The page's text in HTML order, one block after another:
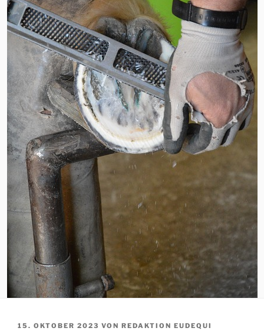
VERÖFFENTLICHT
15. OKTOBER 2023 VON REDAKTION EUDEQUI